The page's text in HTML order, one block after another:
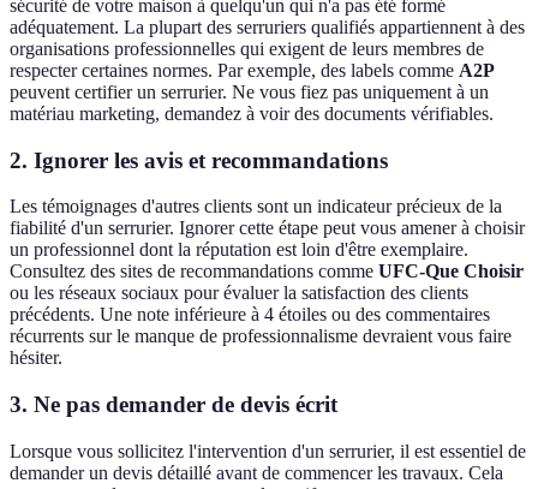
sécurité de votre maison à quelqu'un qui n'a pas été formé
adéquatement. La plupart des serruriers qualifiés appartiennent à des
organisations professionnelles qui exigent de leurs membres de
respecter certaines normes. Par exemple, des labels comme A2P
peuvent certifier un serrurier. Ne vous fiez pas uniquement à un
matériau marketing, demandez à voir des documents vérifiables.
2. Ignorer les avis et recommandations
Les témoignages d'autres clients sont un indicateur précieux de la
fiabilité d'un serrurier. Ignorer cette étape peut vous amener à choisir
un professionnel dont la réputation est loin d'être exemplaire.
Consultez des sites de recommandations comme UFC-Que Choisir
ou les réseaux sociaux pour évaluer la satisfaction des clients
précédents. Une note inférieure à 4 étoiles ou des commentaires
récurrents sur le manque de professionnalisme devraient vous faire
hésiter.
3. Ne pas demander de devis écrit
Lorsque vous sollicitez l'intervention d'un serrurier, il est essentiel de
demander un devis détaillé avant de commencer les travaux. Cela